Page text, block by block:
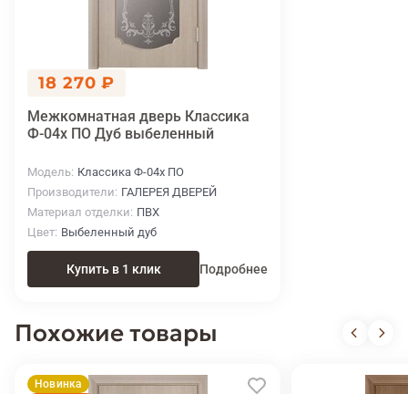
18 270 ₽
Межкомнатная дверь Классика
Ф-04х ПО Дуб выбеленный
Модель Классика Ф-04х ПО
Производители ГАЛЕРЕЯ ДВЕРЕЙ
Материал отделки ПВХ
Цвет Выбеленный дуб
Купить в 1 клик Подробнее
Похожие товары
Новинка